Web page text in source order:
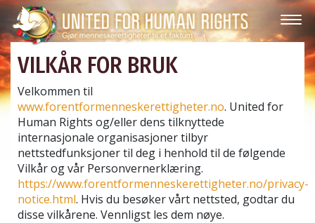
VILKÅR FOR BRUK
Velkommen til
www.forentformenneskerettigheter.no. United for
Human Rights og/eller dens tilknyttede
internasjonale organisasjoner tilbyr
nettstedfunksjoner til deg i henhold til de følgende
Vilkår og vår Personvernerklæring.
https://www.forentformenneskerettigheter.no/privacy-
notice.html. Hvis du besøker vårt nettsted, godtar du
disse vilkårene. Vennligst les dem nøye.